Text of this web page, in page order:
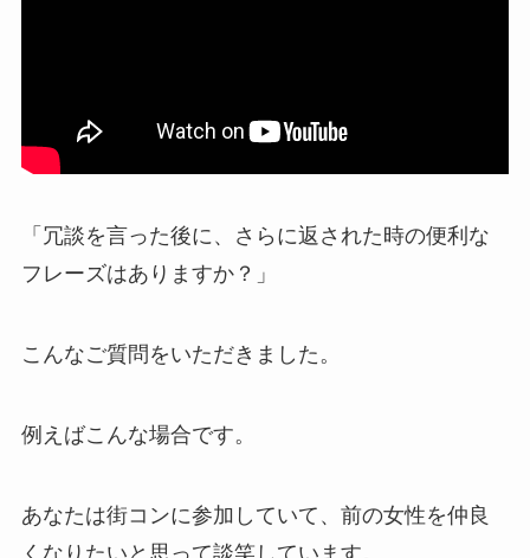
「冗談を言った後に、さらに返された時の便利な
フレーズはありますか？」
こんなご質問をいただきました。
例えばこんな場合です。
あなたは街コンに参加していて、前の女性を仲良
くなりたいと思って談笑しています。